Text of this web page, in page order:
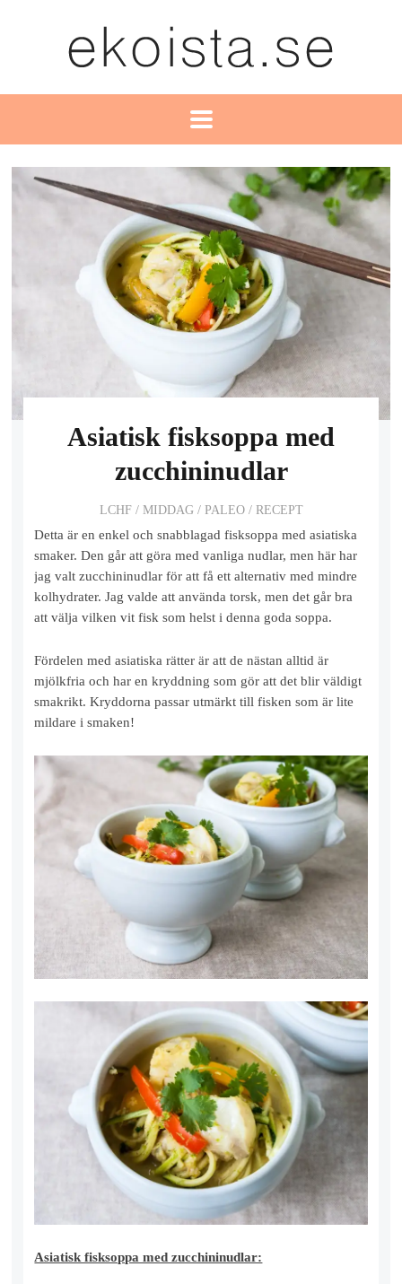
Asiatisk fisksoppa med
zucchininudlar
LCHF/ MIDDAG/ PALEO/ RECEPT
Detta är en enkel och snabblagad fisksoppa med asiatiska
smaker. Den går att göra med vanliga nudlar, men här har
jag valt zucchininudlar för att få ett alternativ med mindre
kolhydrater. Jag valde att använda torsk, men det går bra
att välja vilken vit fisk som helst i denna goda soppa.
Fördelen med asiatiska rätter är att de nästan alltid är
mjölkfria och har en kryddning som gör att det blir väldigt
smakrikt. Kryddorna passar utmärkt till fisken som är lite
mildare i smaken!
Asiatisk fisksoppa med zucchininudlar: